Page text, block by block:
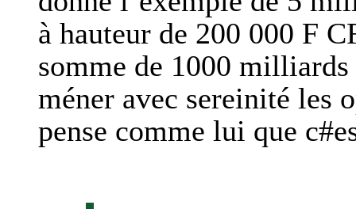
à hauteur de 200 000 F
somme de 1000
méner avec sereinité les
pense comme lui que